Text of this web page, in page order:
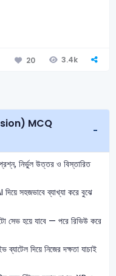
20 3.4k
নির্ভুল উত্তর ও বিস্তারিত
সহজভাবে ব্যাখ্যা করে বুঝে
সেভ হয়ে যাবে — পরে রিভিউ করে
দিয়ে নিজের দক্ষতা যাচাই